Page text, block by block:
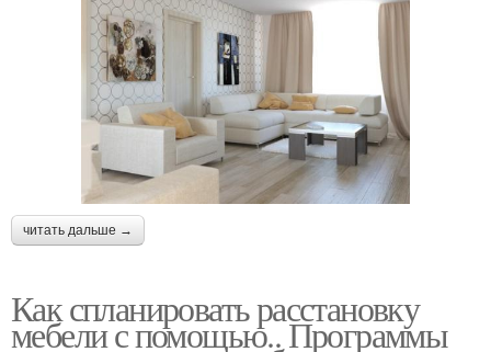
читать дальше →
Как спланировать расстановку
мебели с помощью.. Программы